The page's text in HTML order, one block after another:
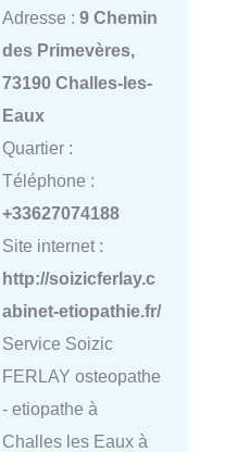
Adresse : 9 Chemin
des Primevères,
73190 Challes-les-
Eaux
Quartier :
Téléphone :
+33627074188
Site internet :
http://soizicferlay.c
abinet-etiopathie.fr/
Service Soizic
FERLAY osteopathe
- etiopathe à
Challes les Eaux à